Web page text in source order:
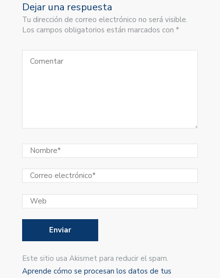
Dejar una respuesta
Tu dirección de correo electrónico no será visible.
Los campos obligatorios están marcados con *
Este sitio usa Akismet para reducir el spam.
Aprende cómo se procesan los datos de tus